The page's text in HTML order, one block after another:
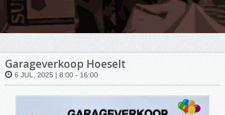
Garageverkoop Hoeselt
6 JUL, 2025 | 8:00 - 16:00